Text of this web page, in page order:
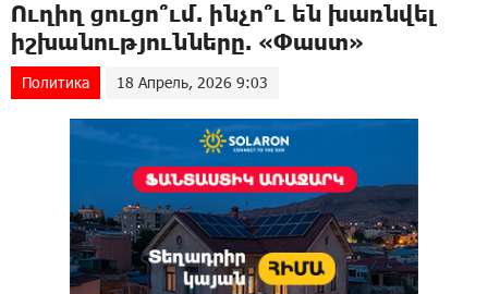
Ուղիղ ցուցո՞ւմ. ինչո՞ւ են խառնվել
իշխանությունները. «Փաստ»
Политика 18 Апрель, 2026 9:03